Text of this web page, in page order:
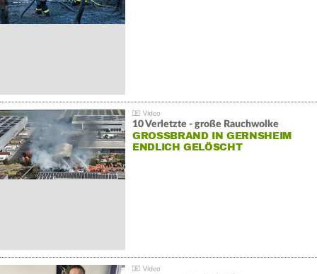
10 Verletzte - große Rauchwolke
GROSSBRAND IN GERNSHEIM E
NDLICH GELÖSCHT